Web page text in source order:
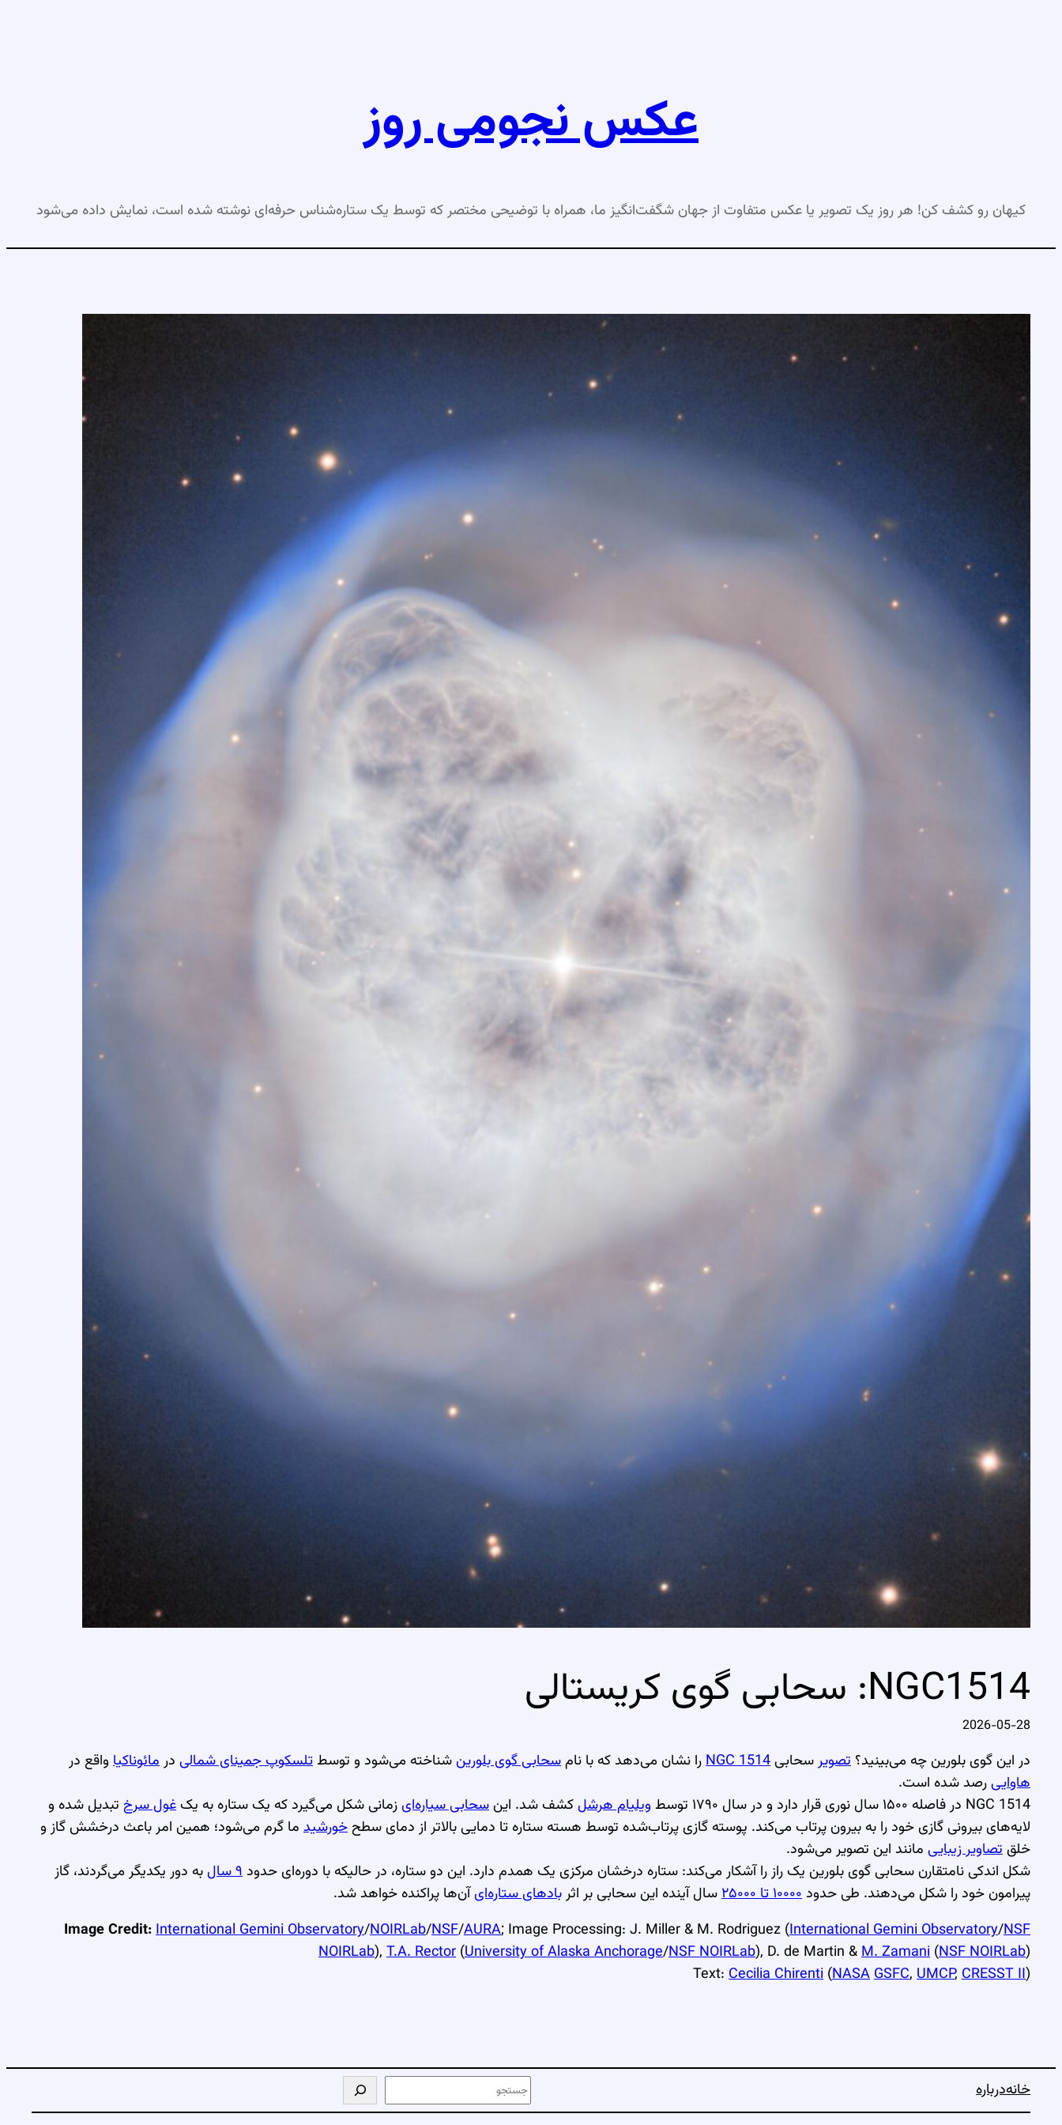
عکس نجومی روز
کیهان رو کشف کن! هر روز یک تصویر یا عکس متفاوت از جهان شگفت‌انگیز ما، همراه با توضیحی مختصر که توسط یک ستاره‌شناس حرفه‌ای نوشته شده است، نمایش داده می‌شود
NGC1514: سحابی گوی کریستالی
2026-05-28
در این گوی بلورین چه می‌بینید؟ تصویرسحابیNGC 1514را نشان می‌دهد که با نامسحابی گوی بلورینشناخته می‌شود و توسطتلسکوپ جمینای شمالی درمائوناکیاواقع در
هاواییرصد شده است.
NGC 1514 در فاصله ۱۵۰۰ سال نوری قرار دارد و در سال ۱۷۹۰ توسط
ویلیام هرشل کشف شد. اینسحابی سیاره‌ایزمانی شکل می‌گیرد که یک ستاره به یک غول سرخ تبدیل شده و
لایه‌های بیرونی گازی خود را به بیرون پرتاب می‌کند. پوسته گازی پرتاب‌شده توسط هسته ستاره تا دمایی بالاتر از دمای سطح خورشید ما گرم می‌شود؛ همین امر باعث درخشش گاز و
خلقتصاویر زیبایی مانند این تصویر می‌شود.
شکل اندکی نامتقارن سحابی گوی بلورین یک راز را آشکار می‌کند: ستاره درخشان مرکزی یک همدم دارد. این دو ستاره، در حالیکه با دوره‌ای حدود۹ سال
به دور یکدیگر می‌گردند، گاز
پیرامون خود را شکل می‌دهند. طی حدود۱۰۰۰۰ تا ۲۵۰۰۰ سال آینده این سحابی بر اثربادهای ستاره‌ایآن‌ها پراکنده خواهد شد.
Image Credit:International Gemini Observatory/NOIRLab/NSF/AURA; Image Processing: J. Miller & M. Rodriguez (International Gemini Observatory/NSF
NOIRLab), T.A. Rector (University of Alaska Anchorage/NSF NOIRLab), D. de Martin &M. Zamani (NSF NOIRLab)
Text: Cecilia Chirenti (NASAGSFC, UMCP, CRESST II)
خانهدرباره
ج
س